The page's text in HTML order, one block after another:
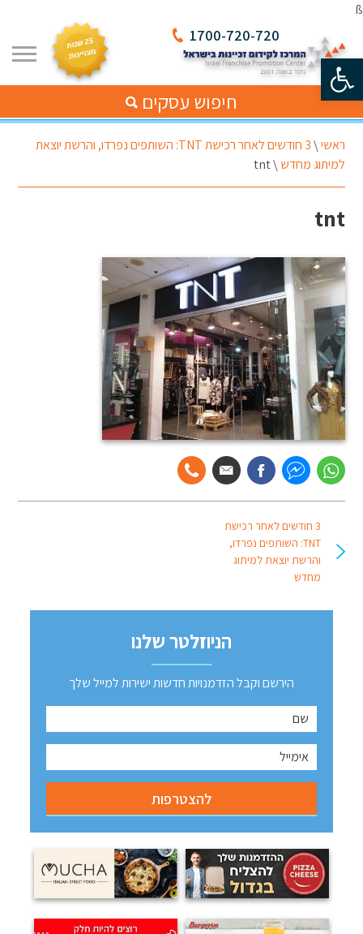
פתח סרגל נגישות
ß
1700-720-720
חיפוש עסקים
ראשי\
3 חודשים לאחר רכישת TNT: השותפים נפרדו, והרשת יוצאת
למיתוג מחדש \
tnt
tnt
3 חודשים לאחר רכישת
TNT: השותפים נפרדו,
והרשת יוצאת למיתוג
מחדש
הניוזלטר שלנו
הירשם וקבל הזדמנויות חדשות ישירות למייל שלך